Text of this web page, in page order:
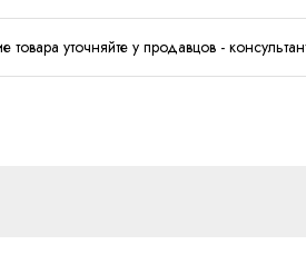
товара уточняйте у продавцов -